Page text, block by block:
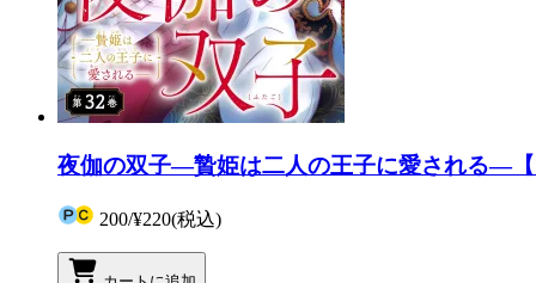
夜伽の双子―贄姫は二人の王子に愛される―【
200/¥220(税込)